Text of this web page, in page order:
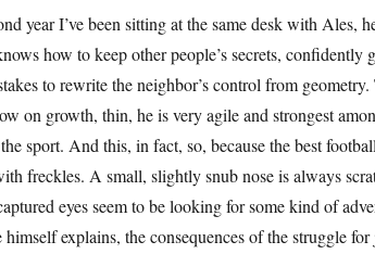
year I’ve been sitting at the same desk with Ales,
how to keep other people’s secrets,
to rewrite the neighbor’s control from
on growth, thin, he is very agile and strongest
sport. And this, in fact, so, because the best
freckles. A small, slightly snub nose is always
eyes seem to be looking for some kind of
explains, the consequences of the struggle